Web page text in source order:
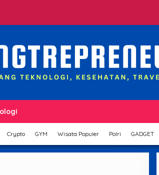
Crypto GYM Wisata Populer Polri GADGET